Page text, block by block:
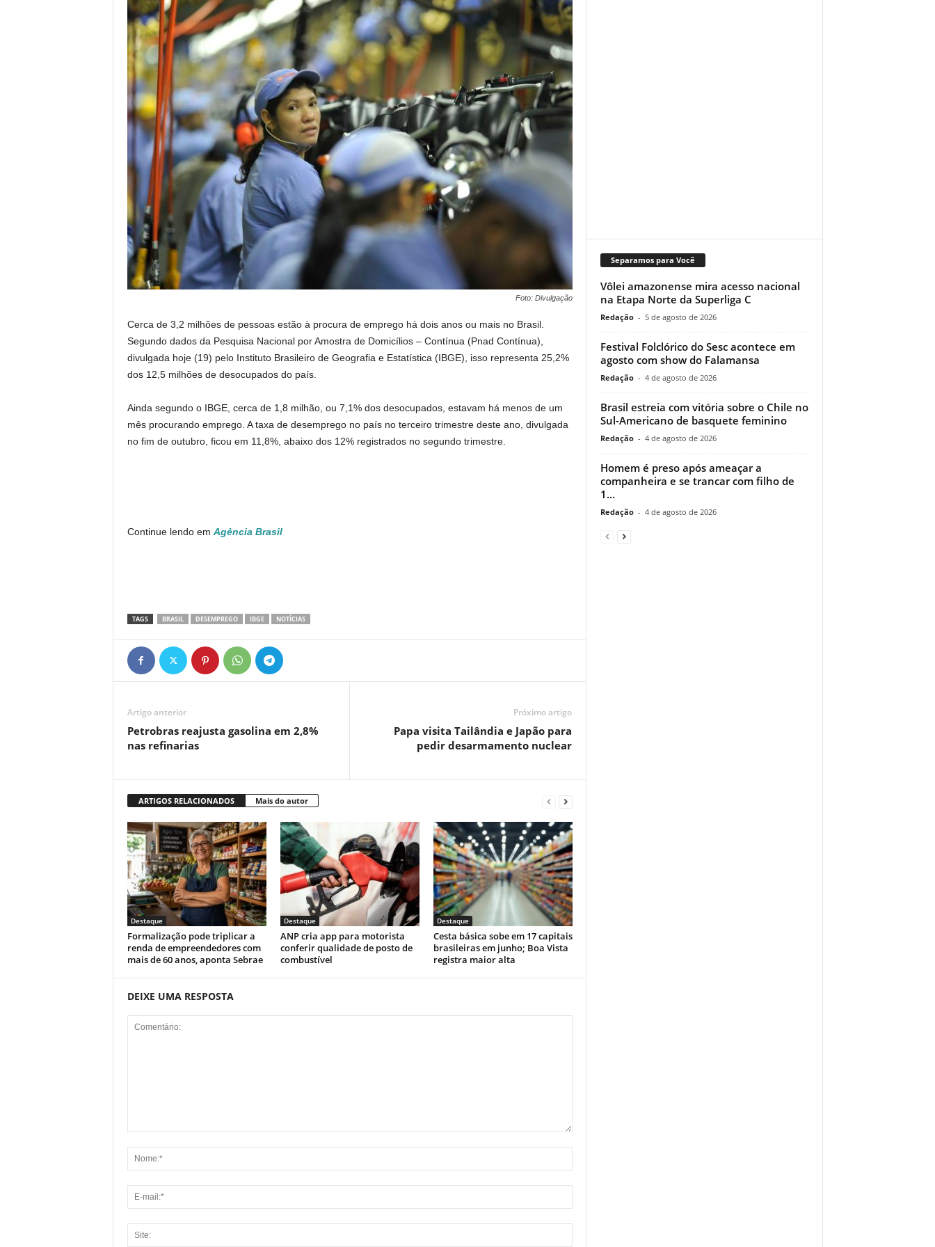
Foto: Divulgação
Cerca de 3,2 milhões de pessoas estão à procura de emprego há dois anos ou mais no Brasil.
Segundo dados da Pesquisa Nacional por Amostra de Domicílios – Contínua (Pnad Contínua),
divulgada hoje (19) pelo Instituto Brasileiro de Geografia e Estatística (IBGE), isso representa 25,2%
dos 12,5 milhões de desocupados do país.
Ainda segundo o IBGE, cerca de 1,8 milhão, ou 7,1% dos desocupados, estavam há menos de um
mês procurando emprego. A taxa de desemprego no país no terceiro trimestre deste ano, divulgada
no fim de outubro, ficou em 11,8%, abaixo dos 12% registrados no segundo trimestre.
Continue lendo em Agência Brasil
TAGS BRASIL DESEMPREGO IBGE NOTÍCIAS
Artigo anterior
Petrobras reajusta gasolina em 2,8%
nas refinarias
Próximo artigo
Papa visita Tailândia e Japão para
pedir desarmamento nuclear
ARTIGOS RELACIONADOS Mais do autor
Destaque
Formalização pode triplicar a
renda de empreendedores com
mais de 60 anos, aponta Sebrae
Destaque
ANP cria app para motorista
conferir qualidade de posto de
combustível
Destaque
Cesta básica sobe em 17 capitais
brasileiras em junho; Boa Vista
registra maior alta
DEIXE UMA RESPOSTA
Separamos para Você
Vôlei amazonense mira acesso nacional
na Etapa Norte da Superliga C
Redação - 5 de agosto de 2026
Festival Folclórico do Sesc acontece em
agosto com show do Falamansa
Redação - 4 de agosto de 2026
Brasil estreia com vitória sobre o Chile no
Sul-Americano de basquete feminino
Redação - 4 de agosto de 2026
Homem é preso após ameaçar a
companheira e se trancar com filho de
1...
Redação - 4 de agosto de 2026